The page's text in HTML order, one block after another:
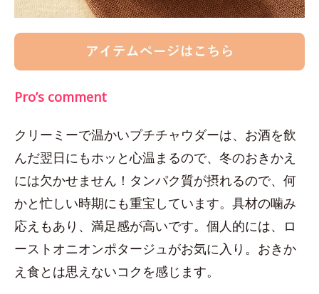
Pro’s comment
クリーミーで温かいプチチャウダーは、お酒を飲
んだ翌日にもホッと心温まるので、冬のおきかえ
には欠かせません！タンパク質が摂れるので、何
かと忙しい時期にも重宝しています。具材の噛み
応えもあり、満足感が高いです。個人的には、ロ
ーストオニオンポタージュがお気に入り。おきか
え食とは思えないコクを感じます。